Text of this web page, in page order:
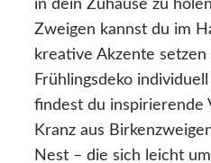
in dein Zuhause zu
Zweigen kannst du im
kreative Akzente setzen
Frühlingsdeko
findest du inspirierende
Kranz aus
Nest – die sich leicht